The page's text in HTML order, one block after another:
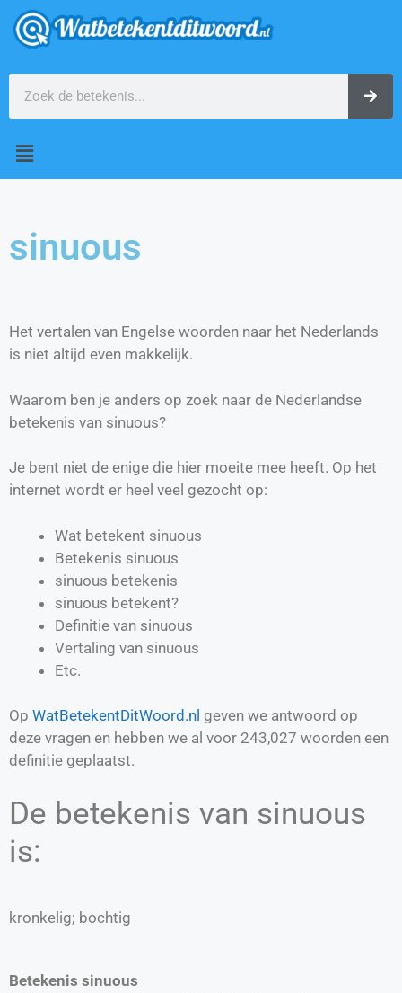
sinuous
Het vertalen van Engelse woorden naar het Nederlands
is niet altijd even makkelijk.
Waarom ben je anders op zoek naar de Nederlandse
betekenis van sinuous?
Je bent niet de enige die hier moeite mee heeft. Op het
internet wordt er heel veel gezocht op:
Wat betekent sinuous
Betekenis sinuous
sinuous betekenis
sinuous betekent?
Definitie van sinuous
Vertaling van sinuous
Etc.
Op WatBetekentDitWoord.nl geven we antwoord op
deze vragen en hebben we al voor 243,027 woorden een
definitie geplaatst.
De betekenis van sinuous
is:
kronkelig; bochtig
Betekenis sinuous